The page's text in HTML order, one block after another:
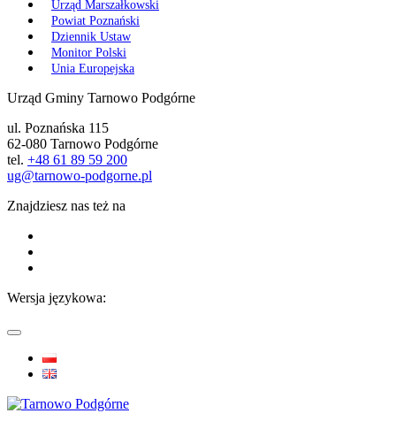
Urząd Marszałkowski
Powiat Poznański
Dziennik Ustaw
Monitor Polski
Unia Europejska
Urząd Gminy Tarnowo Podgórne
ul. Poznańska 115
62-080 Tarnowo Podgórne
tel. +48 61 89 59 200
ug@tarnowo-podgorne.pl
Znajdziesz nas też na
Wersja językowa: